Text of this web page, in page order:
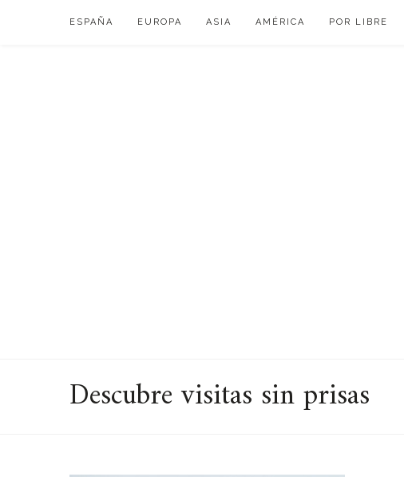
ESPAÑA EUROPA ASIA AMÉRICA POR LIBRE
Descubre visitas sin prisas